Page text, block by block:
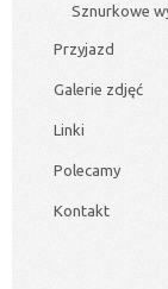
Sznurkowe
Przyjazd
Galerie zdjęć
Linki
Polecamy
Kontakt